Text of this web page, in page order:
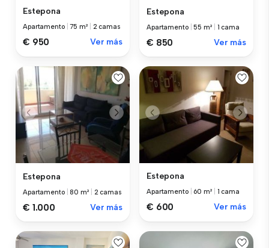
Estepona
Apartamento |75 m² 2 camas
€ 950 Ver más
Estepona
Apartamento |55 m² 1 cama
€ 850 Ver más
Estepona
Apartamento |80 m² 2 camas
€ 1.000 Ver más
Estepona
Apartamento 60 m² 1 cama
€ 600 Ver más